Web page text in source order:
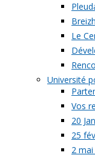
Le
Université
Vos
20
25
2